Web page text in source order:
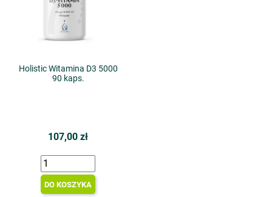
Holistic Witamina D3 5000
90 kaps.
107,00 zł
DO KOSZYKA